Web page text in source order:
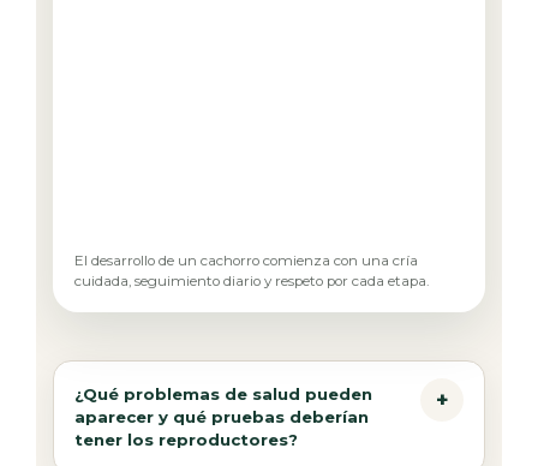
El desarrollo de un cachorro comienza con una cría
cuidada, seguimiento diario y respeto por cada etapa.
¿Qué problemas de salud pueden
aparecer y qué pruebas deberían
tener los reproductores?